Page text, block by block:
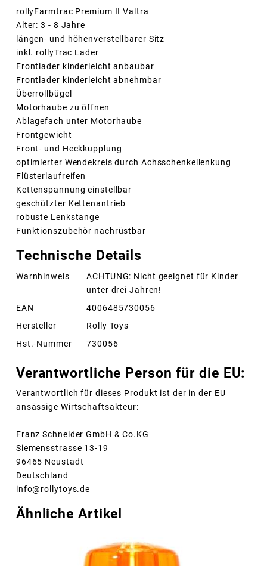
rollyFarmtrac Premium II Valtra
Alter: 3 - 8 Jahre
längen- und höhenverstellbarer Sitz
inkl. rollyTrac Lader
Frontlader kinderleicht anbaubar
Frontlader kinderleicht abnehmbar
Überrollbügel
Motorhaube zu öffnen
Ablagefach unter Motorhaube
Frontgewicht
Front- und Heckkupplung
optimierter Wendekreis durch Achsschenkellenkung
Flüsterlaufreifen
Kettenspannung einstellbar
geschützter Kettenantrieb
robuste Lenkstange
Funktionszubehör nachrüstbar
Technische Details
Warnhinweis
ACHTUNG: Nicht geeignet für Kinder
unter drei Jahren!
EAN
4006485730056
Hersteller
Rolly Toys
Hst.-Nummer
730056
Verantwortliche Person für die EU:
Verantwortlich für dieses Produkt ist der in der EU
ansässige Wirtschaftsakteur:
Franz Schneider GmbH & Co.KG
Siemensstrasse 13-19
96465 Neustadt
Deutschland
info@rollytoys.de
Ähnliche Artikel